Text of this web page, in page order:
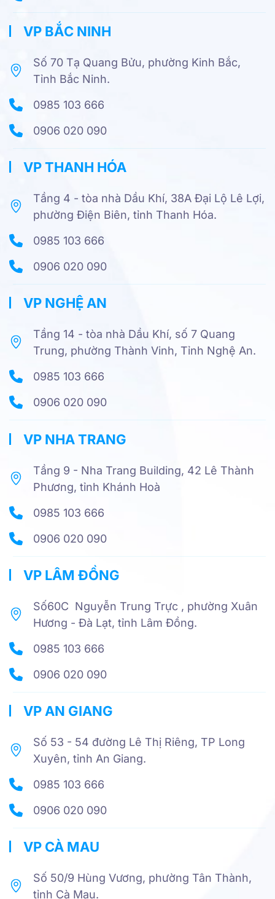
VP BẮC NINH
Số 70 Tạ Quang Bửu, phường Kinh Bắc,
Tỉnh Bắc Ninh.
0985 103 666
0906 020 090
VP THANH HÓA
Tầng 4 - tòa nhà Dầu Khí, 38A Đại Lộ Lê Lợi,
phường Điện Biên, tỉnh Thanh Hóa.
0985 103 666
0906 020 090
VP NGHỆ AN
Tầng 14 - tòa nhà Dầu Khí, số 7 Quang
Trung, phường Thành Vinh, Tỉnh Nghệ An.
0985 103 666
0906 020 090
VP NHA TRANG
Tầng 9 - Nha Trang Building, 42 Lê Thành
Phương, tỉnh Khánh Hoà
0985 103 666
0906 020 090
VP LÂM ĐỒNG
Số60C Nguyễn Trung Trực , phường Xuân
Hương - Đà Lạt, tỉnh Lâm Đồng.
0985 103 666
0906 020 090
VP AN GIANG
Số 53 - 54 đường Lê Thị Riêng, TP Long
Xuyên, tỉnh An Giang.
0985 103 666
0906 020 090
VP CÀ MAU
Số 50/9 Hùng Vương, phường Tân Thành,
tỉnh Cà Mau.